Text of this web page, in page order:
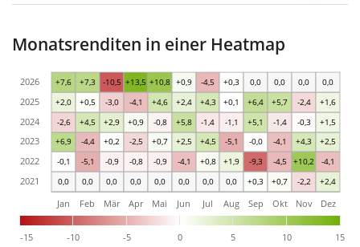
Monatsrenditen in einer Heatmap
0,0 0,0 0,0 0,0 0,0 0,0 0,0 0,0 +0,3 +0,7 -2,2 +2,4
-0,1 -5,1 -0,9 -0,8 -0,9 -4,1 +0,8 +1,9 -9,3 -4,5 +10,2 -4,1
+6,9 -4,4 +0,2 -2,5 +0,7 +2,5 +4,5 -5,1 -0,0 -4,1 +4,3 +2,5
-2,6 +4,5 +2,9 +0,9 -0,8 +5,8 -1,4 -1,1 +5,1 -1,4 -0,3 +1,5
+2,0 +0,5 -3,0 -4,1 +4,6 +2,4 +4,3 +0,1 +6,4 +5,7 -2,4 +1,6
+7,6 +7,3 -10,5 +13,5 +10,8 +0,9 -4,5 +0,3 0,0 0,0 0,0 0,0
-15 -10 -5 0 5 10 15
Jan Feb Mär Apr Mai Jun Jul Aug Sep Okt Nov Dez
2021
2022
2023
2024
2025
2026